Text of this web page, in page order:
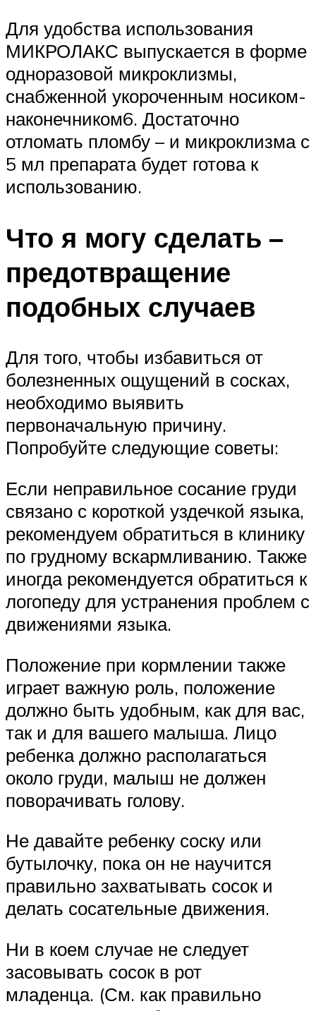
Для удобства использования
МИКРОЛАКС выпускается в форме
одноразовой микроклизмы,
снабженной укороченным носиком-
наконечником6. Достаточно
отломать пломбу – и микроклизма с
5 мл препарата будет готова к
использованию.
Что я могу сделать –
предотвращение
подобных случаев
Для того, чтобы избавиться от
болезненных ощущений в сосках,
необходимо выявить
первоначальную причину.
Попробуйте следующие советы:
Если неправильное сосание груди
связано с короткой уздечкой языка,
рекомендуем обратиться в клинику
по грудному вскармливанию. Также
иногда рекомендуется обратиться к
логопеду для устранения проблем с
движениями языка.
Положение при кормлении также
играет важную роль, положение
должно быть удобным, как для вас,
так и для вашего малыша. Лицо
ребенка должно располагаться
около груди, малыш не должен
поворачивать голову.
Не давайте ребенку соску или
бутылочку, пока он не научится
правильно захватывать сосок и
делать сосательные движения.
Ни в коем случае не следует
засовывать сосок в рот
младенца. (См. как правильно